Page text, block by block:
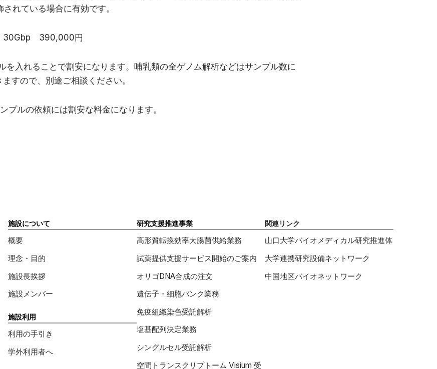
れている場合に有効です。
30Gbp 390,000円
を入れることで割安になります。哺乳類の全ゲノム解析などはサンプル数に
すので、別途ご相談ください。
プルの依頼には割安な料金になります。
施設について
概要
理念・目的
施設長挨拶
施設メンバー
施設利用
利用の手引き
学外利用者へ
研究支援推進事業
高形質転換効率大腸菌供給業務
試薬提供支援サービス開始のご案内
オリゴDNA合成の注文
遺伝子・細胞バンク業務
免疫組織染色受託解析
塩基配列決定業務
シングルセル受託解析
空間トランスクリプトーム Visium 受
関連リンク
山口大学バイオメディカル研究推進体
大学連携研究設備ネットワーク
中国地区バイオネットワーク